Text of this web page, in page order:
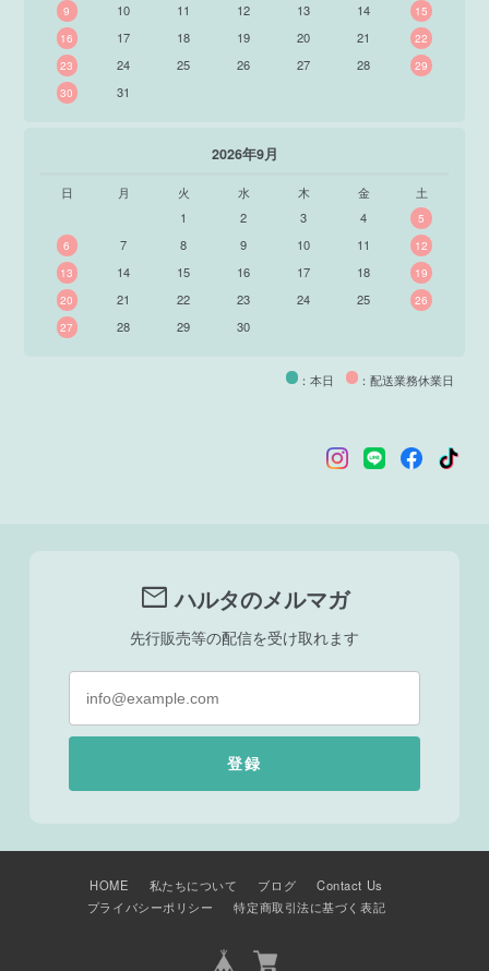
9
10 11 12 13 14
15
16
17 18 19 20 21
22
23
24 25 26 27 28
29
30
31
2026年9月
日 月 火 水 木 金
土
1
2 3 4
5
6
7 8 9 10 11
12
13
14 15 16 17 18
19
20
21 22 23 24 25
26
27
28 29 30
：本日 ：配送業務休業日
mail ハルタのメルマガ
先行販売等の配信を受け取れます
登録
HOME 私たちについて ブログ
Contact Us
プライバシーポリシー
特定商取引法に基づく表記